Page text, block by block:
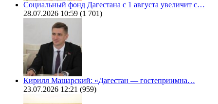
Социальный фонд Дагестана с 1 августа увеличит с…
28.07.2026 10:59 (1 701)
Кирилл Машарский: «Дагестан — гостеприимна…
23.07.2026 12:21 (959)